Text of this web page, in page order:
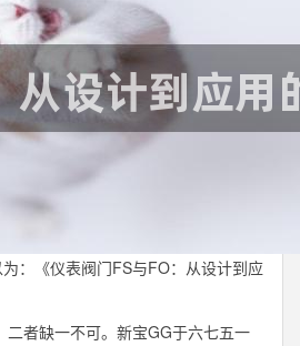
为：《仪表阀门FS与FO：从设计到应
二者缺一不可。新宝GG于六七五一